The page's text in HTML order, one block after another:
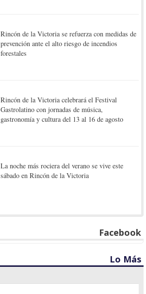
Rincón de la Victoria se refuerza con medidas de
prevención ante el alto riesgo de incendios
forestales
Rincón de la Victoria celebrará el Festival
Gastrolatino con jornadas de música,
gastronomía y cultura del 13 al 16 de agosto
La noche más rociera del verano se vive este
sábado en Rincón de la Victoria
Facebook
Lo Más